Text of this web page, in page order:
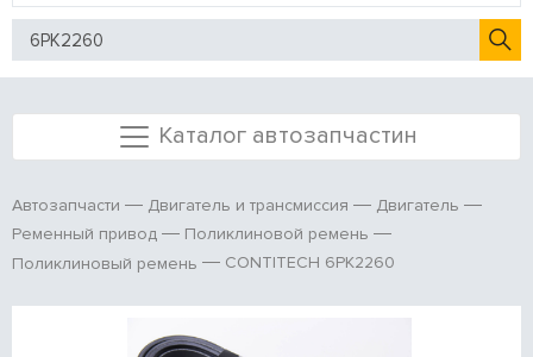
Каталог автозапчастин
Автозапчасти Двигатель и трансмиссия
Двигатель
Ременный привод
Поликлиновой ремень
Поликлиновый ремень
CONTITECH 6PK2260